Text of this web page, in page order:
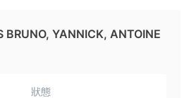
BRUNO, YANNICK, ANTOINE
狀態